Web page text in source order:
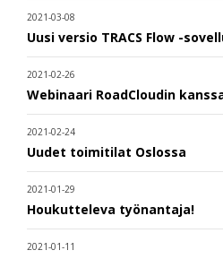
2021-03-08
Uusi versio TRACS Flow -
2021-02-26
Webinaari RoadCloudin
2021-02-24
Uudet toimitilat Oslossa
2021-01-29
Houkutteleva työnantaja!
2021-01-11